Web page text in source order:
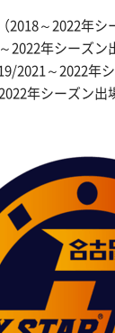
2018～2022年シ
2022年シーズン
2021～2022年
年シーズン出